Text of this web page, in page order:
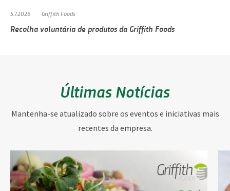
5.7.2026 Griffith Foods
Recolha voluntária de produtos da Griffith Foods
Últimas Notícias
Mantenha-se atualizado sobre os eventos e iniciativas mais
recentes da empresa.